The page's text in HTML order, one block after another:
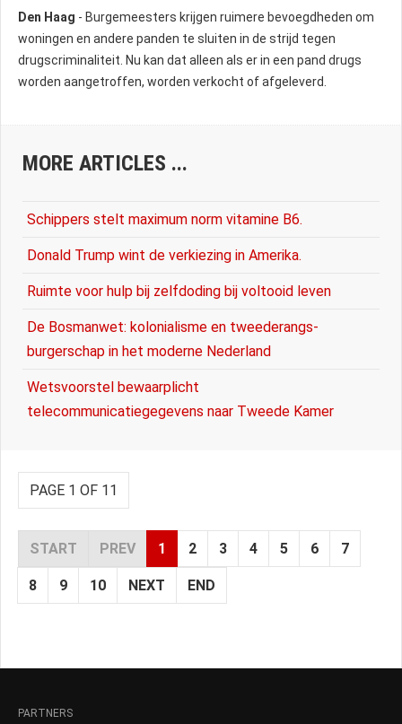
Den Haag - Burgemeesters krijgen ruimere bevoegdheden om
woningen en andere panden te sluiten in de strijd tegen
drugscriminaliteit. Nu kan dat alleen als er in een pand drugs
worden aangetroffen, worden verkocht of afgeleverd.
MORE ARTICLES ...
Schippers stelt maximum norm vitamine B6.
Donald Trump wint de verkiezing in Amerika.
Ruimte voor hulp bij zelfdoding bij voltooid leven
De Bosmanwet: kolonialisme en tweederangs-
burgerschap in het moderne Nederland
Wetsvoorstel bewaarplicht
telecommunicatiegegevens naar Tweede Kamer
PAGE 1 OF 11
START PREV 1 2 3 4 5 6 7
8 9 10 NEXT END
PARTNERS